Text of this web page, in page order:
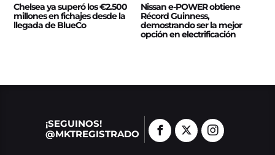
Chelsea ya superó los €2.500
millones en fichajes desde la
llegada de BlueCo
Nissan e‑POWER obtiene
Récord Guinness,
demostrando ser la mejor
opción en electrificación
¡SEGUINOS!
@MKTREGISTRADO